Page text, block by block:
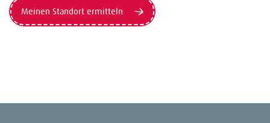
Meinen Standort ermitteln